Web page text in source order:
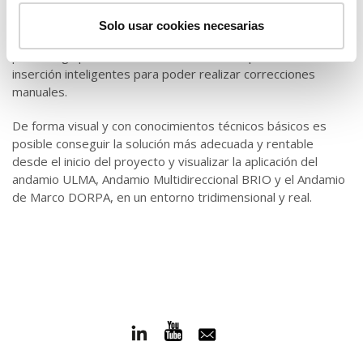
Solo usar cookies necesarias
previamente generada en SketchUp® Pro. El software,
inserción inteligentes para poder realizar correcciones
manuales.
De forma visual y con conocimientos técnicos básicos es
posible conseguir la solución más adecuada y rentable
desde el inicio del proyecto y visualizar la aplicación del
andamio ULMA, Andamio Multidireccional BRIO y el Andamio
de Marco DORPA, en un entorno tridimensional y real.